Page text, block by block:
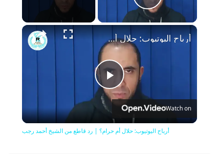
Play Video
×
Play
Video
أرباح اليوتيوب: حلال أم حرام؟ | رد قاطع من الشيخ أحمد رجب
Watch on
أرباح اليوتيوب: حلال أم حرام؟ | رد قاطع من الشيخ أحمد رجب